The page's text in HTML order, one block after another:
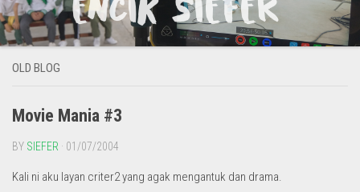
OLD BLOG
Movie Mania #3
BY SIEFER · 01/07/2004
Kali ni aku layan criter2 yang agak mengantuk dan drama.